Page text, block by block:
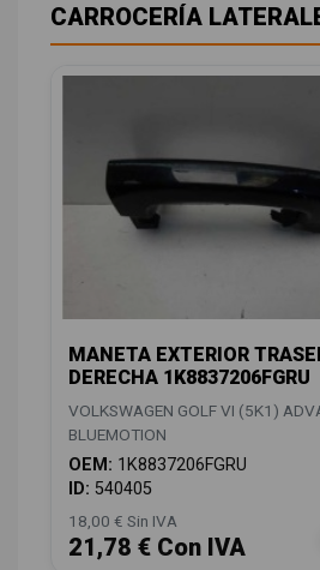
CARROCERÍA
MANETA EXTERIOR
DERECHA 1K8837206FGRU
VOLKSWAGEN GOLF VI (5K1)
BLUEMOTION
OEM: 1K8837206FGRU
ID: 540405
18,00 € Sin IVA
21,78 € Con IVA